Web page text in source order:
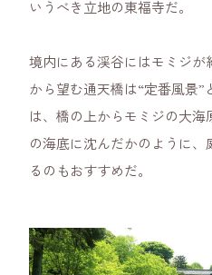
いうべき立地の東福寺だ。
境内にある渓谷にはモミジが
から望む通天橋は“定番風景
は、橋の上からモミジの大
の海底に沈んだかのように
るのもおすすめだ。